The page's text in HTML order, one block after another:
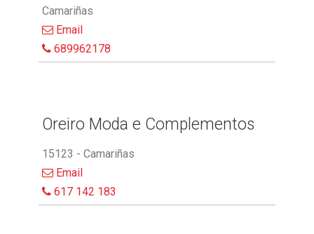
Camariñas
Email
689962178
Oreiro Moda e Complementos
15123 - Camariñas
Email
617 142 183